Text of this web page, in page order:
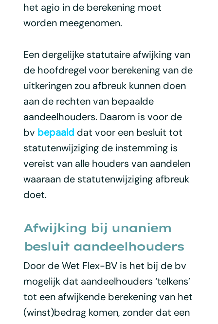
het agio in de berekening moet
worden meegenomen.
Een dergelijke statutaire afwijking van
de hoofdregel voor berekening van de
uitkeringen zou afbreuk kunnen doen
aan de rechten van bepaalde
aandeelhouders. Daarom is voor de
bv bepaald dat voor een besluit tot
statutenwijziging de instemming is
vereist van alle houders van aandelen
waaraan de statutenwijziging afbreuk
doet.
Afwijking bij unaniem
besluit aandeelhouders
Door de Wet Flex-BV is het bij de bv
mogelijk dat aandeelhouders ‘telkens’
tot een afwijkende berekening van het
(winst)bedrag komen, zonder dat een